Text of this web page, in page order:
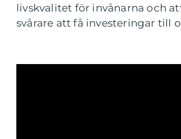
livskvalitet för invånarna och
svårare att få investeringar till